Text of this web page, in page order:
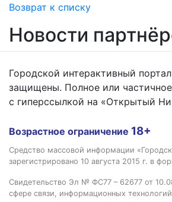
Возврат к списку
Новости
Городской интерактивный
защищены. Полное или
с гиперссылкой на «Открытый
Возрастное ограничение 18+
Средство массовой информации
зарегистрировано 10 августа 2015 г. в
Свидетельство Эл № ФС77 – 62677 от
сфере связи, информационных